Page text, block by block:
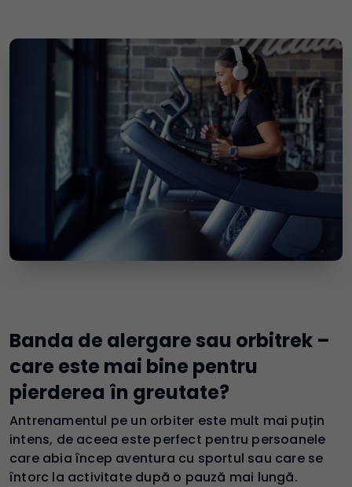
Banda de alergare sau orbitrek –
care este mai bine pentru
pierderea în greutate?
Antrenamentul pe un orbiter este mult mai puțin
intens, de aceea este perfect pentru persoanele
care abia încep aventura cu sportul sau care se
întorc la activitate după o pauză mai lungă.